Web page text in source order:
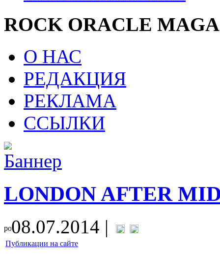
ROCK ORACLE
О НАС
РЕДАКЦИЯ
РЕКЛАМА
ССЫЛКИ
LONDON AFTER
08.07.2014 |
Публикации на сайте